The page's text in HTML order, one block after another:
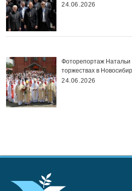
24.06.2026
Фоторепортаж Натальи
торжествах в
24.06.2026